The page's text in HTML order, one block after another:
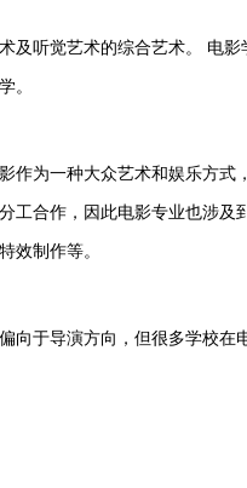
及听觉艺术的综合艺术。 电
。
作为一种大众艺术和娱乐方式
工合作，因此电影专业也涉及
效制作等。
向于导演方向，但很多学校在